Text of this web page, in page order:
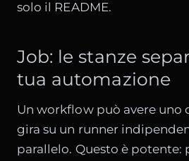
solo il README.
Job: le stanze
tua automazione
Un workflow può avere uno
gira su un runner
parallelo. Questo è potente: